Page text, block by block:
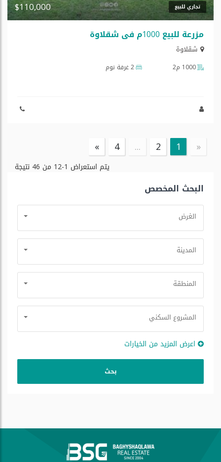
تجاري للبيع $110,000
مزرعة للبیع 1000م في شقلاوة
شقلاوة
1000 م2 2 غرفة نوم
«
1
2
...
4
»
يتم استعراض 1-12 من 46 نتيجة
البحث المخصص
الغرض
المدينة
المنطقة
المشروع السكني
اعرض المزيد من الخيارات